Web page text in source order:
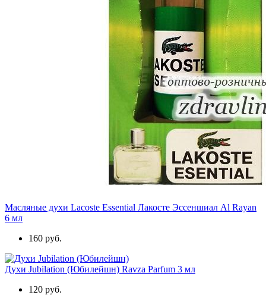
Масляные духи Lacoste Essential Лакосте Эссеншиал Al Rayan
6 мл
160 руб.
Духи Jubilation (Юбилейшн) Ravza Parfum 3 мл
120 руб.